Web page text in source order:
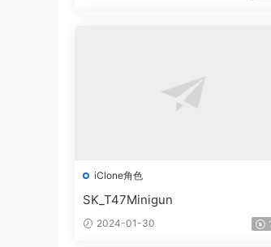
iClone角色
SK_T47Minigun
2024-01-30